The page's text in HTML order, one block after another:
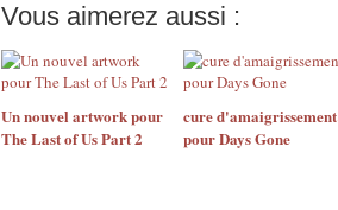
Vous aimerez aussi :
Un nouvel artwork pour
The Last of Us Part 2
cure d'amaigrissement
pour Days Gone